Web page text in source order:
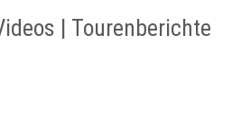
| Tourenberichte